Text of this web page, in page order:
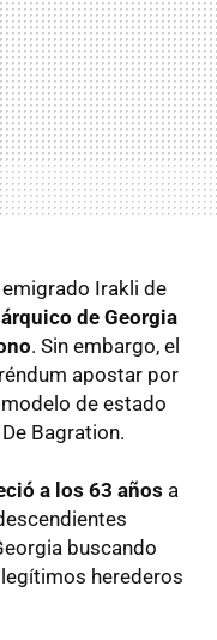
Irakli de
de Georgia
. Sin embargo, el
apostar por
de estado
Bagration.
a los 63 años a
buscando
herederos